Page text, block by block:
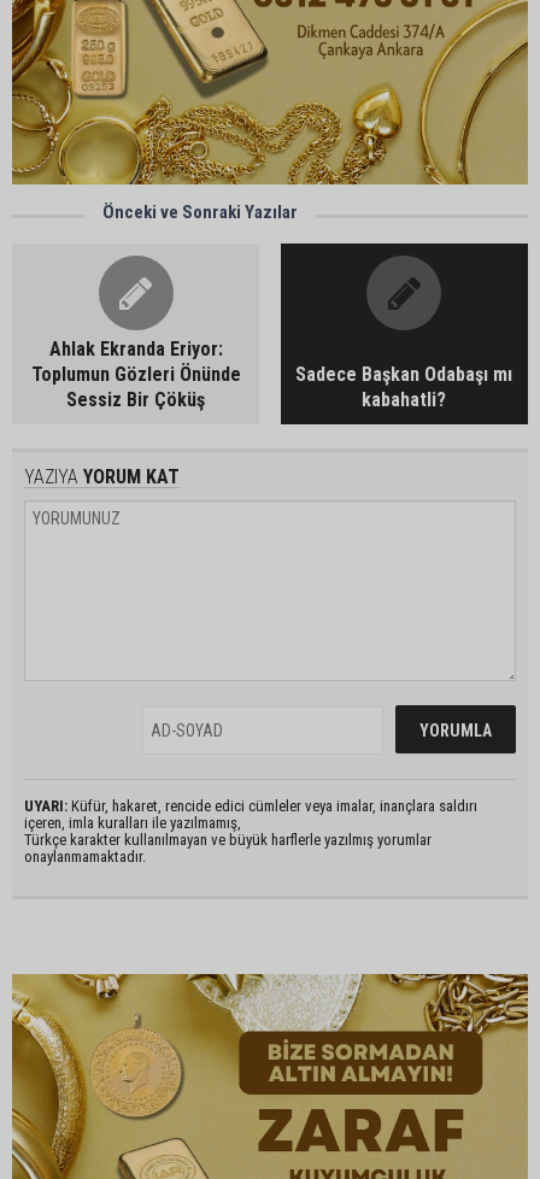
Önceki ve Sonraki Yazılar
Ahlak Ekranda Eriyor:
Toplumun Gözleri Önünde
Sessiz Bir Çöküş
Sadece Başkan Odabaşı mı
kabahatli?
YAZIYA YORUM KAT
UYARI: Küfür, hakaret, rencide edici cümleler veya imalar, inançlara saldırı
içeren, imla kuralları ile yazılmamış,
Türkçe karakter kullanılmayan ve büyük harflerle yazılmış yorumlar
onaylanmamaktadır.